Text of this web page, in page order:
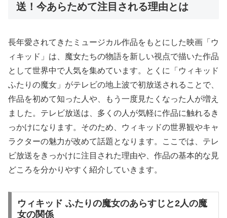
送！今あらためて注目される理由とは
長年愛されてきたミュージカル作品をもとにした映画「ウ
ィキッド」は、魔女たちの物語を新しい視点で描いた作品
として世界中で人気を集めています。とくに「ウィキッド
ふたりの魔女」がテレビの地上波で初放送されることで、
作品を初めて知った人や、もう一度見たくなった人が増え
ました。テレビ放送は、多くの人が気軽に作品に触れるき
っかけになります。そのため、ウィキッドの世界観やキャ
ラクターの魅力が改めて話題となります。ここでは、テレ
ビ放送をきっかけに注目された理由や、作品の基本的な見
どころを分かりやすく紹介していきます。
ウィキッド ふたりの魔女のあらすじと2人の魔
女の関係